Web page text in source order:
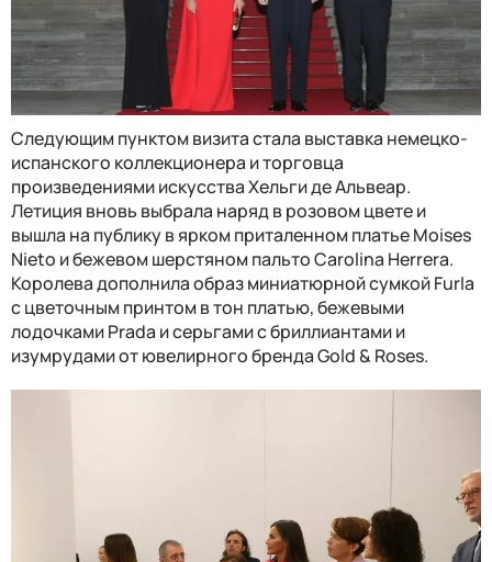
Следующим пунктом визита стала выставка немецко-
испанского коллекционера и торговца
произведениями искусства Хельги де Альвеар.
Летиция вновь выбрала наряд в розовом цвете и
вышла на публику в ярком приталенном платье Moises
Nieto и бежевом шерстяном пальто Carolina Herrera.
Королева дополнила образ миниатюрной сумкой Furla
с цветочным принтом в тон платью, бежевыми
лодочками Prada и серьгами с бриллиантами и
изумрудами от ювелирного бренда Gold & Roses.